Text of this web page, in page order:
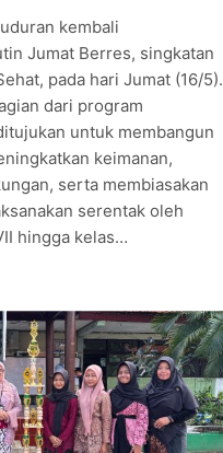
kembali
Jumat Berres, singkatan
pada hari Jumat (16/5).
dari program
untuk membangun
keimanan,
serta membiasakan
serentak oleh
hingga kelas…